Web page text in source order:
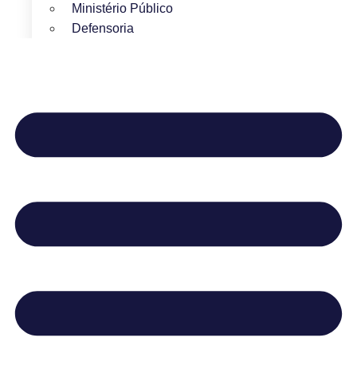
Ministério Público
Defensoria